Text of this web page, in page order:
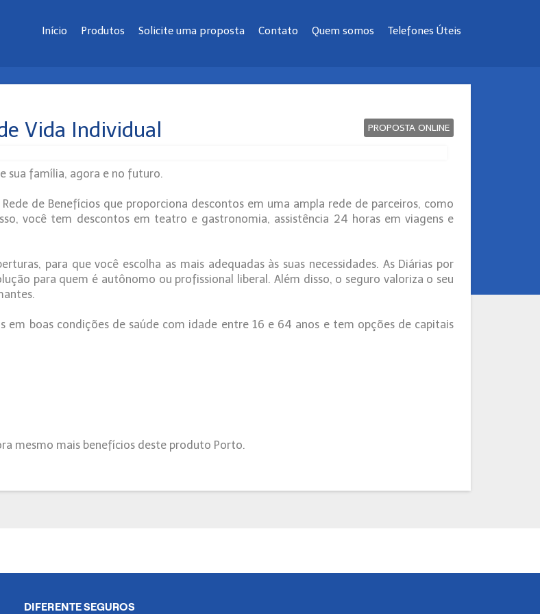
Início Produtos Solicite uma proposta Contato Quem somos Telefones Úteis
PROPOSTA ONLINE
Vida Individual
sua família, agora e no futuro.
de Benefícios que proporciona descontos em uma ampla rede de parceiros, como
você tem descontos em teatro e gastronomia, assistência 24 horas em viagens e
para que você escolha as mais adequadas às suas necessidades. As Diárias por
para quem é autônomo ou profissional liberal. Além disso, o seguro valoriza o seu
em boas condições de saúde com idade entre 16 e 64 anos e tem opções de capitais
mesmo mais benefícios deste produto Porto.
DIFERENTE SEGUROS